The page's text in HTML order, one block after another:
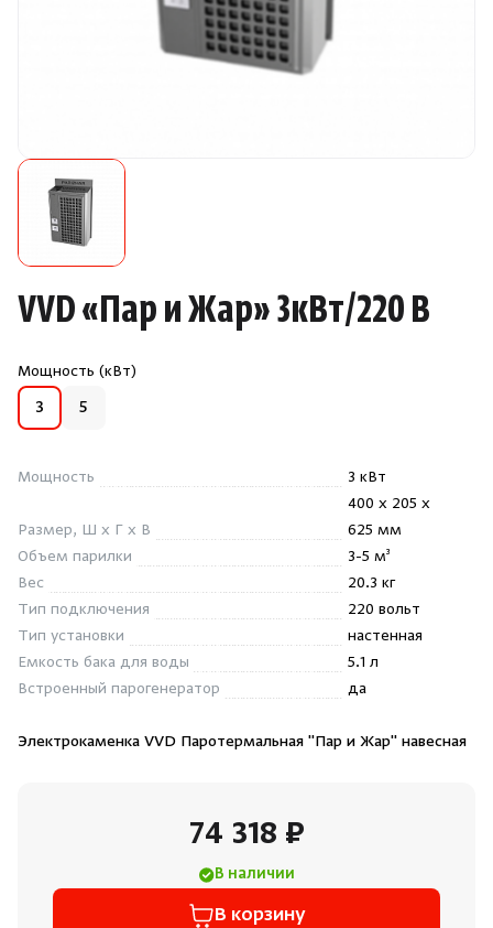
Камни для печей
Запчасти
Отопление
Для хаммама
Аксессуары для печей
Интерьер
Инфракрасные сауны
Лёдогенераторы
VVD«Пар и Жар» 3кВт/220 В
Мощность (кВт)
3 5
Мощность 3 кВт
Размер, Ш x Г x В
400 x 205 x
625 мм
Объем парилки
3-5 м³
Вес
20.3 кг
Тип подключения
220 вольт
Тип установки
настенная
Емкость бака для воды
5.1 л
Встроенный парогенератор
да
Электрокаменка VVD Паротермальная "Пар и Жар" навесная
74 318 ₽
В наличии
В корзину